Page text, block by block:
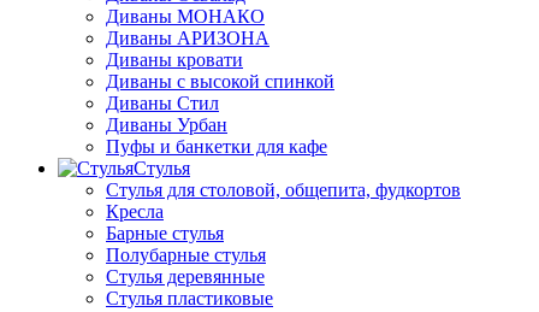
Диваны МОНАКО
Диваны АРИЗОНА
Диваны кровати
Диваны с высокой спинкой
Диваны Стил
Диваны Урбан
Пуфы и банкетки для кафе
Стулья
Стулья для столовой, общепита, фудкортов
Кресла
Барные стулья
Полубарные стулья
Стулья деревянные
Стулья пластиковые